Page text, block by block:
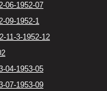
06-1952-07
09-1952-1
11-3-1952-12
04-1953-05
07-1953-09